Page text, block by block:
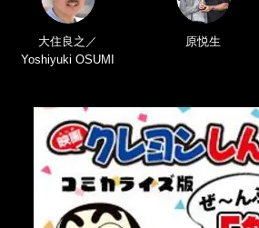
大住良之／
Yoshiyuki OSUMI
原悦生